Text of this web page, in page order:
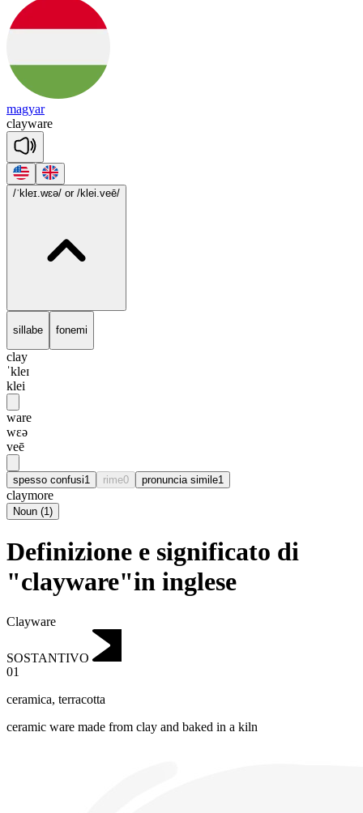
magyar
clayware
/ˈkleɪ.wɛə/ or /klei.veē/
sillabe fonemi
clay
ˈkleɪ
klei
ware
wɛə
veē
spesso confusi1 rime0 pronuncia simile1
claymore
Noun (1)
Definizione e significato di
"clayware"in inglese
Clayware
SOSTANTIVO
01
ceramica, terracotta
ceramic ware made from clay and baked in a kiln